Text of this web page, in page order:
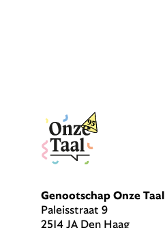
Genootschap Onze Taal
Paleisstraat 9
2514 JA Den Haag